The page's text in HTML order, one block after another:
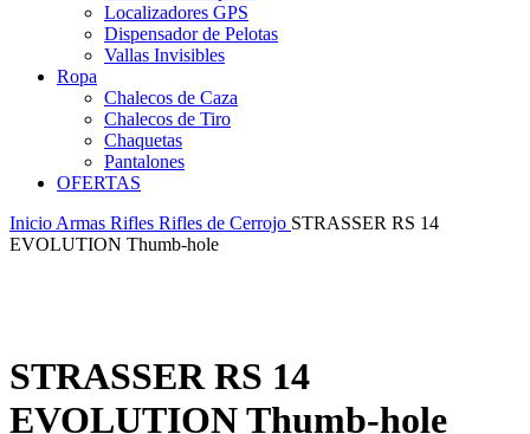
Localizadores GPS
Dispensador de Pelotas
Vallas Invisibles
Ropa
Chalecos de Caza
Chalecos de Tiro
Chaquetas
Pantalones
OFERTAS
Inicio Armas Rifles Rifles de Cerrojo STRASSER RS 14
EVOLUTION Thumb-hole
STRASSER RS 14
EVOLUTION Thumb-hole